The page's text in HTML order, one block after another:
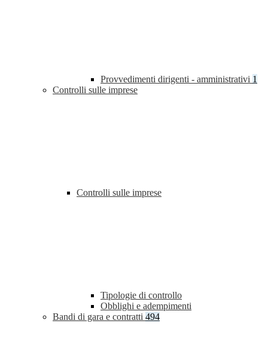
Provvedimenti dirigenti - amministrativi 1
Controlli sulle imprese
Controlli sulle imprese
Tipologie di controllo
Obblighi e adempimenti
Bandi di gara e contratti 494